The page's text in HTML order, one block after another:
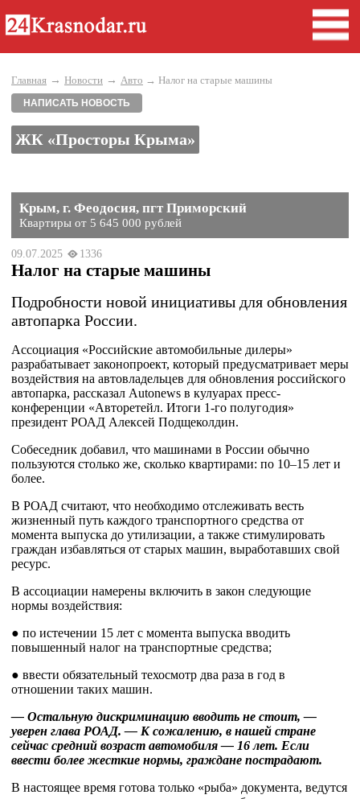
Главная → Новости → Авто → Налог на старые машины
НАПИСАТЬ НОВОСТЬ
ЖК «Просторы Крыма»
Крым, г. Феодосия, пгт Приморский
Квартиры от 5 645 000 рублей
09.07.2025 1336
Налог на старые машины
Подробности новой инициативы для обновления
автопарка России.
Ассоциация «Российские автомобильные дилеры»
разрабатывает законопроект, который предусматривает меры
воздействия на автовладельцев для обновления российского
автопарка, рассказал Autonews в кулуарах пресс-
конференции «Авторетейл. Итоги 1-го полугодия»
президент РОАД Алексей Подщеколдин.
Собеседник добавил, что машинами в России обычно
пользуются столько же, сколько квартирами: по 10–15 лет и
более.
В РОАД считают, что необходимо отслеживать весть
жизненный путь каждого транспортного средства от
момента выпуска до утилизации, а также стимулировать
граждан избавляться от старых машин, выработавших свой
ресурс.
В ассоциации намерены включить в закон следующие
нормы воздействия:
● по истечении 15 лет с момента выпуска вводить
повышенный налог на транспортные средства;
● ввести обязательный техосмотр два раза в год в
отношении таких машин.
— Остальную дискриминацию вводить не стоит, —
уверен глава РОАД. — К сожалению, в нашей стране
сейчас средний возраст автомобиля — 16 лет. Если
ввести более жесткие нормы, граждане пострадают.
В настоящее время готова только «рыба» документа, ведутся